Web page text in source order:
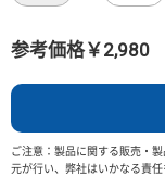
参考価格￥2,980
ご注意：製品に関する販売・
元が行い、弊社はいかなる責